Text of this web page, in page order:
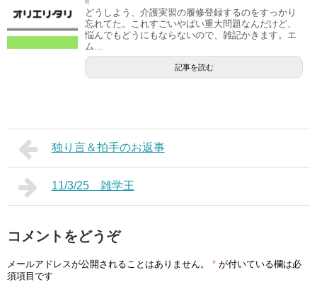
どうしよう、介護実習の履修登録するのをすっかり
忘れてた。これすごいやばい重大問題なんだけど、
悩んでもどうにもならないので、雑記かきます。エ
ム...
記事を読む
独り言＆拍手のお返事
11/3/25 雑学王
コメントをどうぞ
メールアドレスが公開されることはありません。 * が付いている欄は必
須項目です